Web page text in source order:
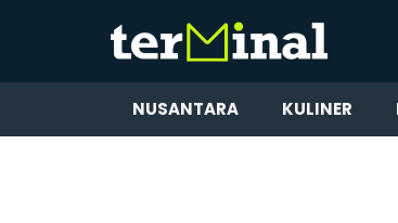
NUSANTARA KULINER